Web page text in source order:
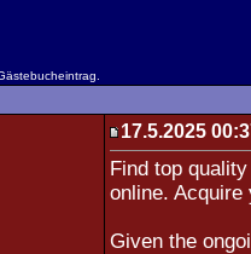
17.5.2025
Find top
online.
Given the